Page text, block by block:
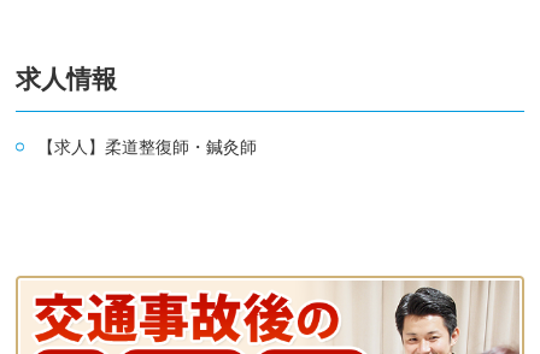
求人情報
【求人】柔道整復師・鍼灸師